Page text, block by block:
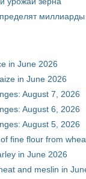
in June 2026
in June 2026
August 7, 2026
August 6, 2026
August 5, 2026
fine flour from
in June 2026
and meslin in